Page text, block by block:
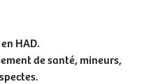
HAD.
de santé, mineurs,